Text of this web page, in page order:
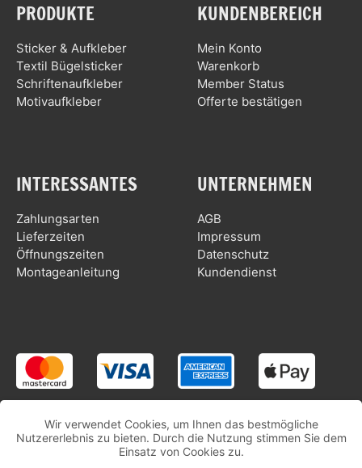
PRODUKTE
Sticker & Aufkleber
Textil Bügelsticker
Schriftenaufkleber
Motivaufkleber
KUNDENBEREICH
Mein Konto
Warenkorb
Member Status
Offerte bestätigen
INTERESSANTES
Zahlungsarten
Lieferzeiten
Öffnungszeiten
Montageanleitung
UNTERNEHMEN
AGB
Impressum
Datenschutz
Kundendienst
Wir verwendet Cookies, um Ihnen das bestmögliche
Nutzererlebnis zu bieten. Durch die Nutzung stimmen Sie dem
Einsatz von Cookies zu.